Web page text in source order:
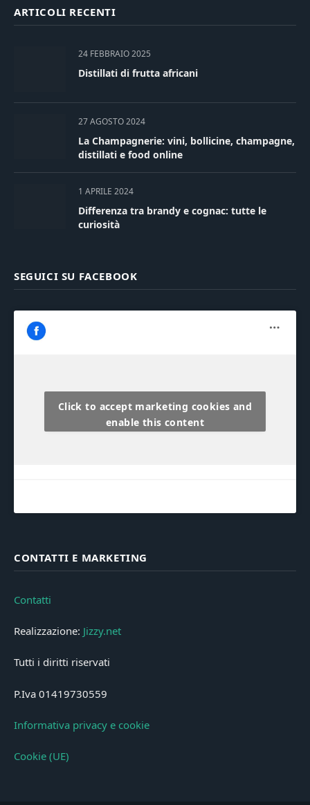
ARTICOLI RECENTI
24 FEBBRAIO 2025
Distillati di frutta africani
27 AGOSTO 2024
La Champagnerie: vini, bollicine, champagne,
distillati e food online
1 APRILE 2024
Differenza tra brandy e cognac: tutte le
curiosità
SEGUICI SU FACEBOOK
Click to accept marketing cookies and
enable this content
CONTATTI E MARKETING
Contatti
Realizzazione: Jizzy.net
Tutti i diritti riservati
P.Iva 01419730559
Informativa privacy e cookie
Cookie (UE)